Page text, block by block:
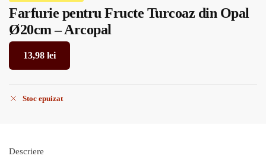
Farfurie pentru Fructe Turcoaz din Opal
Ø20cm – Arcopal
13,98 lei
Stoc epuizat
Descriere